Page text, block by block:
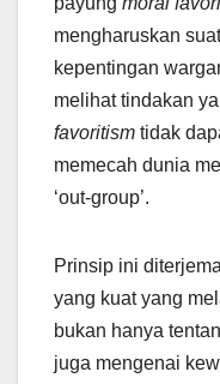
mengharuskan
kepentingan
melihat tindakan
favoritism tidak
memecah dunia
‘out-group’.
Prinsip ini
yang kuat yang
bukan hanya
juga mengenai